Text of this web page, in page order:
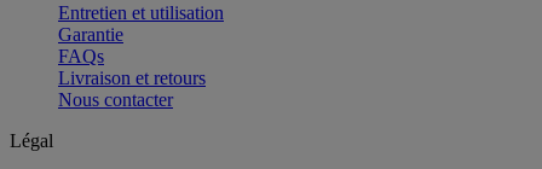
Entretien et utilisation
Garantie
FAQs
Livraison et retours
Nous contacter
Légal